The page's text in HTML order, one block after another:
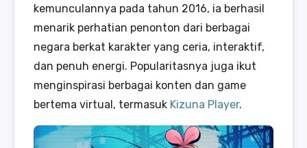
kemunculannya pada tahun 2016, ia berhasil
menarik perhatian penonton dari berbagai
negara berkat karakter yang ceria, interaktif,
dan penuh energi. Popularitasnya juga ikut
menginspirasi berbagai konten dan game
bertema virtual, termasuk Kizuna Player.